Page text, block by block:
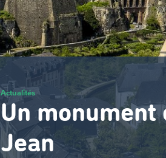
Actualités
Un monument
Jean